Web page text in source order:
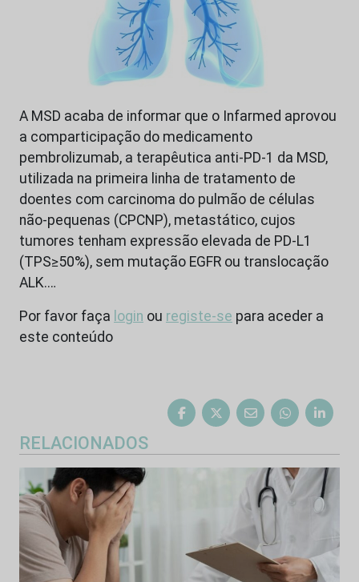
A MSD acaba de informar que o Infarmed aprovou
a comparticipação do medicamento
pembrolizumab, a terapêutica anti-PD-1 da MSD,
utilizada na primeira linha de tratamento de
doentes com carcinoma do pulmão de células
não-pequenas (CPCNP), metastático, cujos
tumores tenham expressão elevada de PD-L1
(TPS≥50%), sem mutação EGFR ou translocação
ALK.…
Por favor faça login ou registe-se para aceder a
este conteúdo
RELACIONADOS